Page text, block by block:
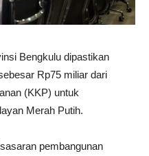
Bengkulu dipastikan
Rp75 miliar dari
(KKP) untuk
Merah Putih.
pembangunan